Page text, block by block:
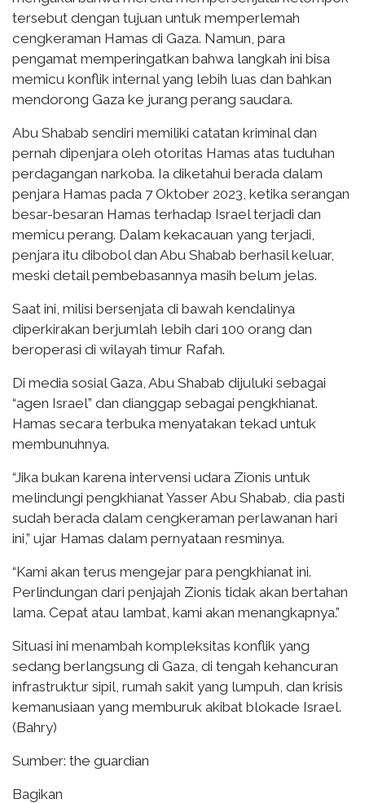
tersebut dengan tujuan untuk memperlemah
cengkeraman Hamas di Gaza. Namun, para
pengamat memperingatkan bahwa langkah ini bisa
memicu konflik internal yang lebih luas dan bahkan
mendorong Gaza ke jurang perang saudara.
Abu Shabab sendiri memiliki catatan kriminal dan
pernah dipenjara oleh otoritas Hamas atas tuduhan
perdagangan narkoba. Ia diketahui berada dalam
penjara Hamas pada 7 Oktober 2023, ketika serangan
besar-besaran Hamas terhadap Israel terjadi dan
memicu perang. Dalam kekacauan yang terjadi,
penjara itu dibobol dan Abu Shabab berhasil keluar,
meski detail pembebasannya masih belum jelas.
Saat ini, milisi bersenjata di bawah kendalinya
diperkirakan berjumlah lebih dari 100 orang dan
beroperasi di wilayah timur Rafah.
Di media sosial Gaza, Abu Shabab dijuluki sebagai
“agen Israel” dan dianggap sebagai pengkhianat.
Hamas secara terbuka menyatakan tekad untuk
membunuhnya.
“Jika bukan karena intervensi udara Zionis untuk
melindungi pengkhianat Yasser Abu Shabab, dia pasti
sudah berada dalam cengkeraman perlawanan hari
ini,” ujar Hamas dalam pernyataan resminya.
“Kami akan terus mengejar para pengkhianat ini.
Perlindungan dari penjajah Zionis tidak akan bertahan
lama. Cepat atau lambat, kami akan menangkapnya.”
Situasi ini menambah kompleksitas konflik yang
sedang berlangsung di Gaza, di tengah kehancuran
infrastruktur sipil, rumah sakit yang lumpuh, dan krisis
kemanusiaan yang memburuk akibat blokade Israel.
(Bahry)
Sumber: the guardian
Bagikan